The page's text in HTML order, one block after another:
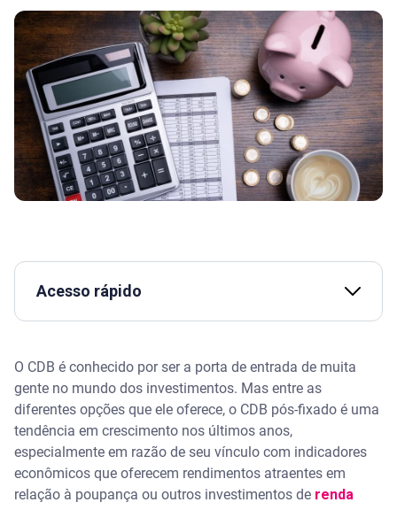
Acesso rápido
O que é CDB
O que é e como funciona um CDB pós-fixado
Protege contra a inflação
O CDB é conhecido por ser a porta de entrada de muita
gente no mundo dos investimentos. Mas entre as
diferentes opções que ele oferece, o CDB pós-fixado é uma
tendência em crescimento nos últimos anos,
especialmente em razão de seu vínculo com indicadores
econômicos que oferecem rendimentos atraentes em
relação à poupança ou outros investimentos de renda